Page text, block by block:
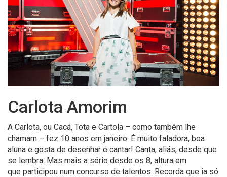
Carlota Amorim
A Carlota, ou Cacá, Tota e Cartola – como também lhe
chamam – fez 10 anos em janeiro. É muito faladora, boa
aluna e gosta de desenhar e cantar! Canta, aliás, desde que
se lembra. Mas mais a sério desde os 8, altura em
que participou num concurso de talentos. Recorda que ia só